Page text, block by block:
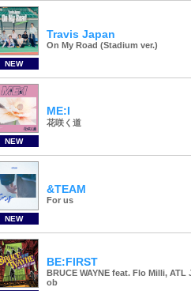
NEW
Travis Japan
On My Road (Stadium ver.)
NEW
ME:I
花咲く道
NEW
&TEAM
For us
BE:FIRST
BRUCE WAYNE feat. Flo Milli, ATL
ob